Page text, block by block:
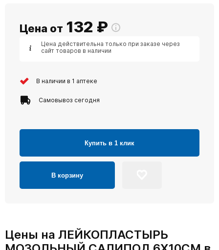
Цена от 132 ₽
Цена действительна только при заказе через
сайт товаров в наличии
В наличии в 1 аптеке
Самовывоз сегодня
Купить в 1 клик
В корзину
Цены на ЛЕЙКОПЛАСТЫРЬ